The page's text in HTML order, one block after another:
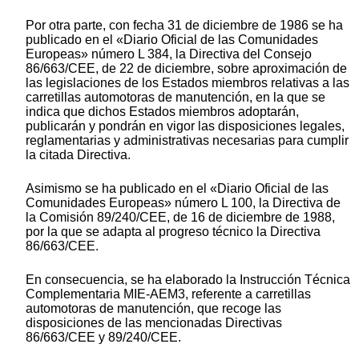
Por otra parte, con fecha 31 de diciembre de 1986 se ha
publicado en el «Diario Oficial de las Comunidades
Europeas» número L 384, la Directiva del Consejo
86/663/CEE, de 22 de diciembre, sobre aproximación de
las legislaciones de los Estados miembros relativas a las
carretillas automotoras de manutención, en la que se
indica que dichos Estados miembros adoptarán,
publicarán y pondrán en vigor las disposiciones legales,
reglamentarias y administrativas necesarias para cumplir
la citada Directiva.
Asimismo se ha publicado en el «Diario Oficial de las
Comunidades Europeas» número L 100, la Directiva de
la Comisión 89/240/CEE, de 16 de diciembre de 1988,
por la que se adapta al progreso técnico la Directiva
86/663/CEE.
En consecuencia, se ha elaborado la Instrucción Técnica
Complementaria MIE-AEM3, referente a carretillas
automotoras de manutención, que recoge las
disposiciones de las mencionadas Directivas
86/663/CEE y 89/240/CEE.